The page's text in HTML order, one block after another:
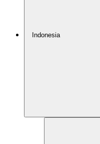
Indonesia